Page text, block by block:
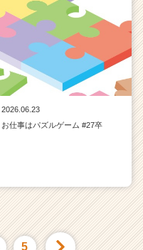
2026.06.23
お仕事はパズルゲーム #27卒
5